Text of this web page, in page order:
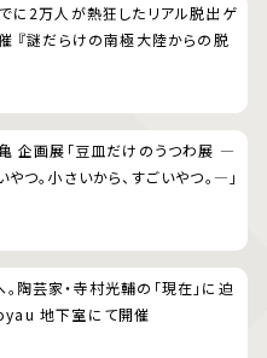
に2万人が熱狂したリアル脱出ゲ
『謎だらけの南極大陸からの脱
企画展「豆皿だけのうつわ展 ―
つ。小さいから、すごいやつ。―」
陶芸家・寺村光輔の「現在」に迫
地下室にて開催